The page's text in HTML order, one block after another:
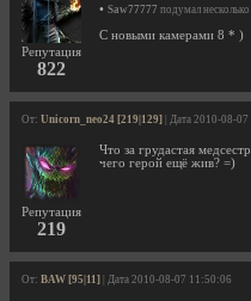
Репутация
822
• Saw77777 подумал
С новыми камерами 8 * )
От: Unicorn_neo24 [219|129] | Дата 2010-08-
Репутация
219
Что за грудастая
чего герой ещё жив? =)
От: BAW [95|11] | Дата 2010-08-07 11:50:06